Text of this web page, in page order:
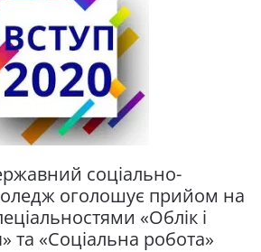
соціально-
оголошує прийом на
«Облік і
та «Соціальна робота»